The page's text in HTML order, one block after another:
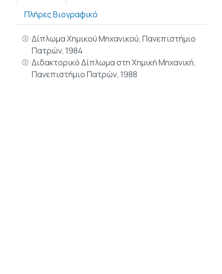
Πλήρες Βιογραφικό
Δίπλωμα Χημικού Μηχανικού, Πανεπιστήμιο
Πατρών, 1984
Διδακτορικό Δίπλωμα στη Χημική Μηχανική,
Πανεπιστήμιο Πατρών, 1988